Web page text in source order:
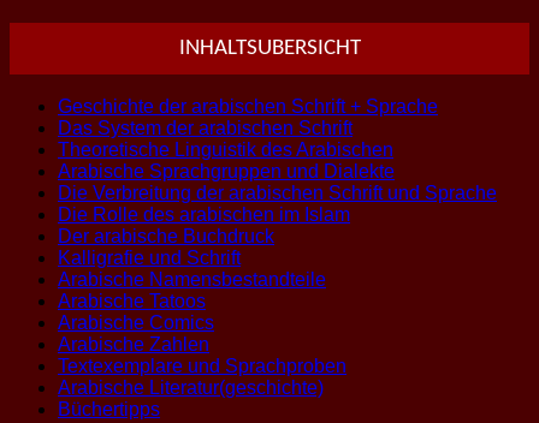
INHALTSUBERSICHT
Geschichte der arabischen Schrift + Sprache
Das System der arabischen Schrift
Theoretische Linguistik des Arabischen
Arabische Sprachgruppen und Dialekte
Die Verbreitung der arabischen Schrift und Sprache
Die Rolle des arabischen im Islam
Der arabische Buchdruck
Kalligrafie und Schrift
Arabische Namensbestandteile
Arabische Tatoos
Arabische Comics
Arabische Zahlen
Textexemplare und Sprachproben
Arabische Literatur(geschichte)
Büchertipps